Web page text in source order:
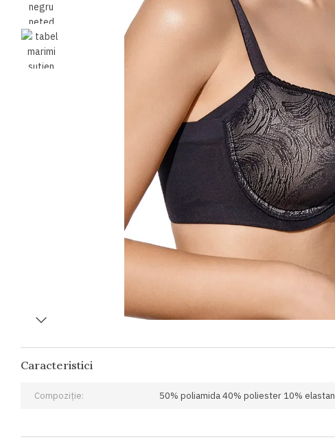
Caracteristici
Compoziție: 50% poliamida 40% poliester 10% elastan